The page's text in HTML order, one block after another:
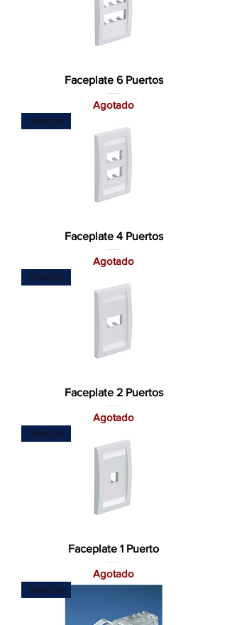
Faceplate 6 Puertos
Agotado
Panduit
Faceplate 4 Puertos
Agotado
Panduit
Faceplate 2 Puertos
Agotado
Panduit
Faceplate 1 Puerto
Agotado
Panduit